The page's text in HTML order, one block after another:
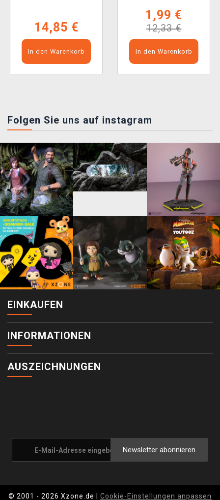
14,85 €
In den Warenkorb
1,99 €
12,33 €
In den Warenkorb
Folgen Sie uns auf instagram
EINKAUFEN
INFORMATIONEN
AUSZEICHNUNGEN
Newsletter abonnieren
© 2001 - 2026 Xzone.de | Cookie-Einstellungen anpassen